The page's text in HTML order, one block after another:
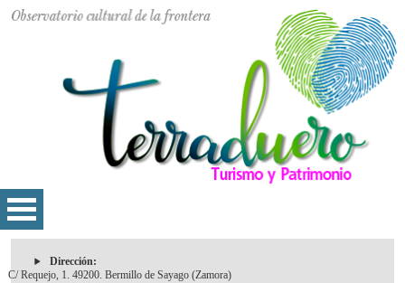
Dirección:
C/ Requejo, 1. 49200. Bermillo de Sayago (Zamora)